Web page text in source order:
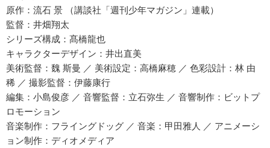
原作：流石 景 （講談社「週刊少年マガジン」連載）
監督：井畑翔太
シリーズ構成：髙橋龍也
キャラクターデザイン：井出直美
美術監督：魏 斯曼 ／ 美術設定：高橋麻穂 ／ 色彩設計：林 由
稀 ／ 撮影監督：伊藤康行
編集：小島俊彦 ／ 音響監督：立石弥生 ／ 音響制作：ビットプ
ロモーション
音楽制作：フライングドッグ ／ 音楽：甲田雅人 ／ アニメーシ
ョン制作：ディオメディア